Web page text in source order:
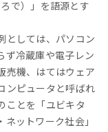
で）」を語源とす
としては、パソコン
ず冷蔵庫や電子レン
売機、はてはウェア
ンピュータと呼ばれ
ことを「ユビキタ
ットワーク社会」